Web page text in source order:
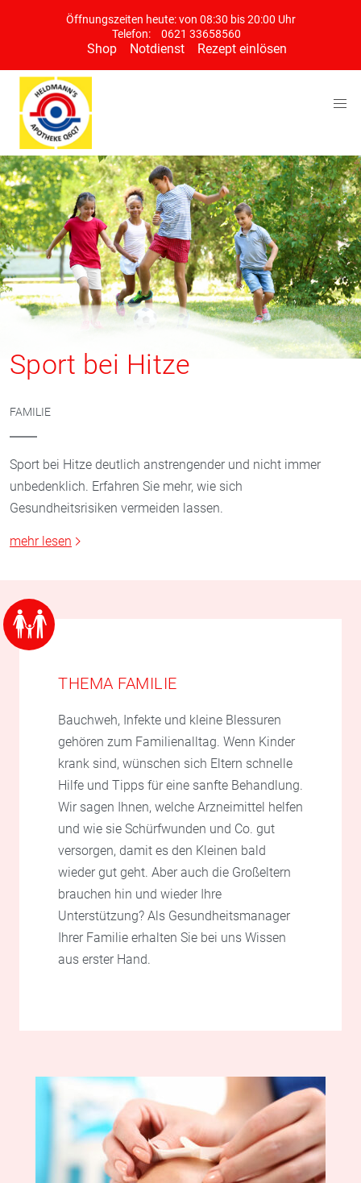
Öffnungszeiten heute: von 08:30 bis 20:00 Uhr
Telefon:
0621 33658560
Shop Notdienst Rezept einlösen
Sport bei Hitze
FAMILIE
Sport bei Hitze deutlich anstrengender und nicht immer
unbedenklich. Erfahren Sie mehr, wie sich
Gesundheitsrisiken vermeiden lassen.
mehr lesen
THEMA FAMILIE
Bauchweh, Infekte und kleine Blessuren
gehören zum Familienalltag. Wenn Kinder
krank sind, wünschen sich Eltern schnelle
Hilfe und Tipps für eine sanfte Behandlung.
Wir sagen Ihnen, welche Arzneimittel helfen
und wie sie Schürfwunden und Co. gut
versorgen, damit es den Kleinen bald
wieder gut geht. Aber auch die Großeltern
brauchen hin und wieder Ihre
Unterstützung? Als Gesundheitsmanager
Ihrer Familie erhalten Sie bei uns Wissen
aus erster Hand.